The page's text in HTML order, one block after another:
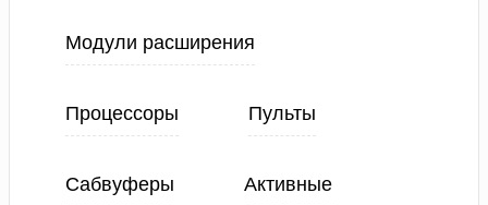
Модули расширения
Процессоры Пульты
Сабвуферы Активные